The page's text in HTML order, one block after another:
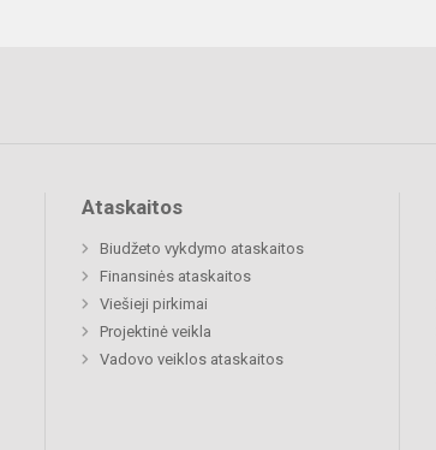
Ataskaitos
Biudžeto vykdymo ataskaitos
Finansinės ataskaitos
Viešieji pirkimai
Projektinė veikla
Vadovo veiklos ataskaitos